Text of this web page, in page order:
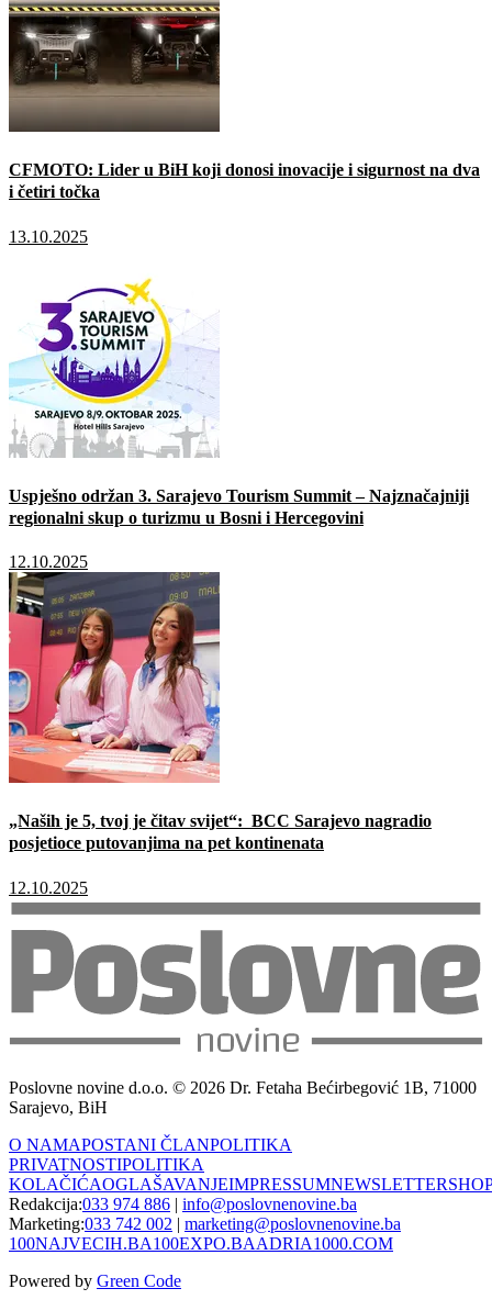
CFMOTO: Lider u BiH koji donosi inovacije i sigurnost na dva
i četiri točka
13.10.2025
Uspješno održan 3. Sarajevo Tourism Summit – Najznačajniji
regionalni skup o turizmu u Bosni i Hercegovini
12.10.2025
„Naših je 5, tvoj je čitav svijet“: BCC Sarajevo nagradio
posjetioce putovanjima na pet kontinenata
12.10.2025
Poslovne novine d.o.o. © 2026 Dr. Fetaha Bećirbegović 1B, 71000
Sarajevo, BiH
O NAMAPOSTANI ČLANPOLITIKA
PRIVATNOSTIPOLITIKA
KOLAČIĆAOGLAŠAVANJEIMPRESSUMNEWSLETTER
Redakcija:033 974 886 | info@poslovnenovine.ba
Marketing:033 742 002 | marketing@poslovnenovine.ba
100NAJVECIH.BA100EXPO.BAADRIA1000.COM
Powered by Green Code